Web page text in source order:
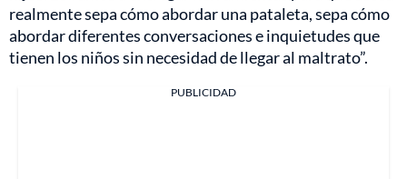
realmente sepa cómo abordar una pataleta, sepa cómo
abordar diferentes conversaciones e inquietudes que
tienen los niños sin necesidad de llegar al maltrato”.
PUBLICIDAD